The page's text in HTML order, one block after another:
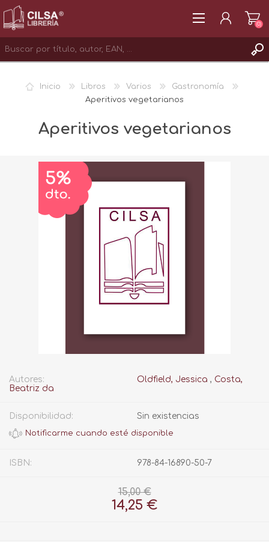
INICIAR SESIÓN
(0)
Inicio Libros Varios
Gastronomía
Aperitivos vegetarianos
Aperitivos vegetarianos
Autores: Oldfield, Jessica , Costa,
Beatriz da
Disponibilidad: Sin existencias
ISBN: 978-84-16890-50-7
15,00 €
14,25 €